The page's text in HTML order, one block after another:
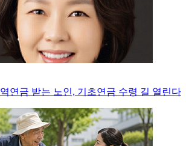
연금 받는 노인, 기초연금 수령 길 열린다